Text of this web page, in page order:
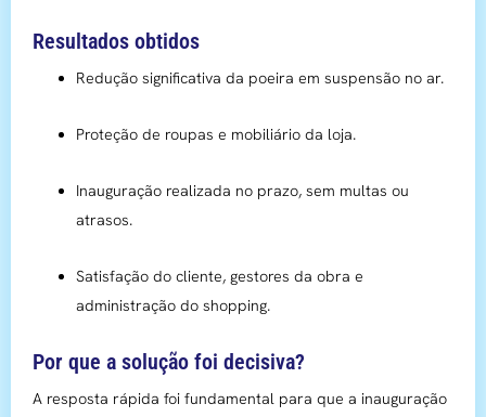
Resultados obtidos
Redução significativa da poeira em suspensão no ar.
Proteção de roupas e mobiliário da loja.
Inauguração realizada no prazo, sem multas ou
atrasos.
Satisfação do cliente, gestores da obra e
administração do shopping.
Por que a solução foi decisiva?
A resposta rápida foi fundamental para que a inauguração